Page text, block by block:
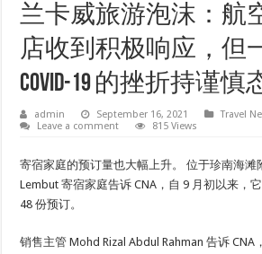
兰卡威旅游泡沫：航
店收到积极响应，但
COVID-19 的挫折持谨慎
admin September 16, 2021
Travel
Leave a comment
815 Views
寄宿家庭的预订量也大幅上升。 位于珍南海滩
Lembut 寄宿家庭告诉 CNA，自 9 月初以来，
48 份预订。
销售主管 Mohd Rizal Abdul Rahman 告诉 CNA